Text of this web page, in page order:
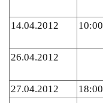
14.04.2012 10:00
26.04.2012
27.04.2012 18:00